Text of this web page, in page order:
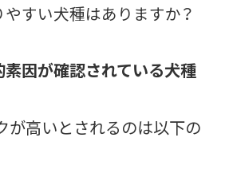
すい犬種はありますか？
素因が確認されている犬種
が高いとされるのは以下の